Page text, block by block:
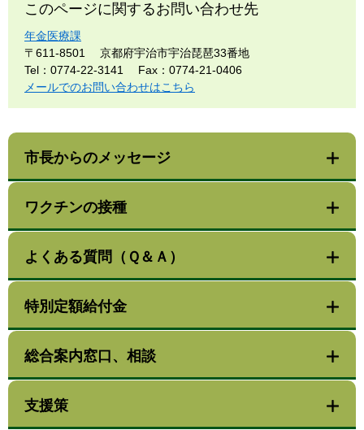
このページに関するお問い合わせ先
年金医療課
〒611-8501
京都府宇治市宇治琵琶33番地
Tel：0774-22-3141
Fax：0774-21-0406
メールでのお問い合わせはこちら
市長からのメッセージ
ワクチンの接種
よくある質問（Ｑ＆Ａ）
特別定額給付金
総合案内窓口、相談
支援策